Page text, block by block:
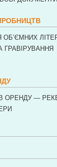
ОРЕНДУ —